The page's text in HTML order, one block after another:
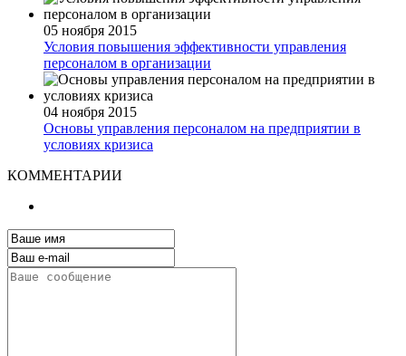
05 ноября 2015
Условия повышения эффективности управления
персоналом в организации
04 ноября 2015
Основы управления персоналом на предприятии в
условиях кризиса
КОММЕНТАРИИ